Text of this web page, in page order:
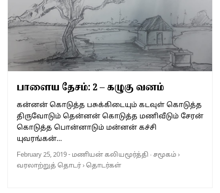
பாளைய தேசம்: 2 – கழுகு வனம்
கன்னன் கொடுத்த பசுக்கிடையும் கடவுள் கொடுத்த
திருவோடும் தென்னன் கொடுத்த மணிவீடும் சேரன்
கொடுத்த பொன்னாடும் மன்னன் கச்சி
யுவரங்கன்…
February 25, 2019- மணியன் கலியமூர்த்தி · சமூகம்›
வரலாற்றுத் தொடர்›தொடர்கள்